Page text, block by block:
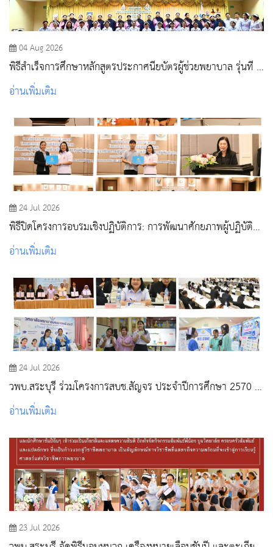
04 Aug 2026
พิธีสำเร็จการศึกษาหลักสูตรประกาศนียบัตรผู้ช่วยพยาบาล รุ่นที่ 3
ประจำปีการศึกษา 2568
อ่านเพิ่มเติม
24 Jul 2026
พิธีปิดโครงการอบรมเชิงปฏิบัติการ: การพัฒนาศักยภาพผู้ปฏิบัติ
งานด้านวัคซีนและภูมิคุ้มกันโรค
อ่านเพิ่มเติม
24 Jul 2026
วพบ.สระบุรี ร่วมโครงการสบช.สัญจร ประจำปีการศึกษา 2570 ณ
วพบ.พระพุทธบาท
อ่านเพิ่มเติม
23 Jul 2026